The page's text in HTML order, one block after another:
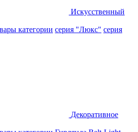
Искусственный
категории серия "Люкс" серия
Декоративное